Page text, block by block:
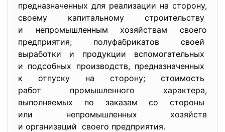
предназначенных для реализации на сторону,
своему капитальному строительству
и непромышленным хозяйствам своего
предприятия; полуфабрикатов своей
выработки и продукции вспомогательных
и подсобных производств, предназначенных
к отпуску на сторону; стоимость
работ промышленного характера,
выполняемых по заказам со стороны
или непромышленных хозяйств
и организаций своего предприятия.